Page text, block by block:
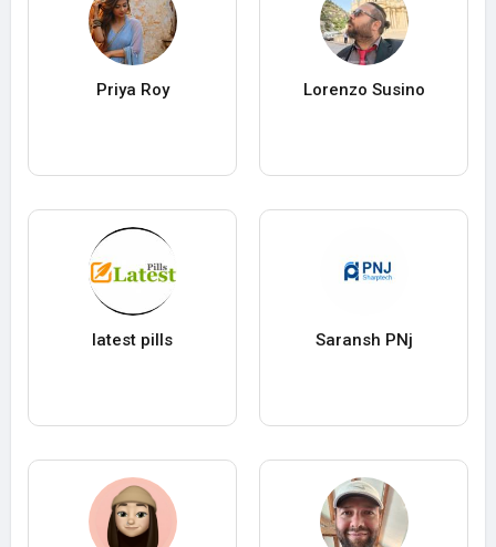
Priya Roy Lorenzo Susino
latest pills Saransh PNj